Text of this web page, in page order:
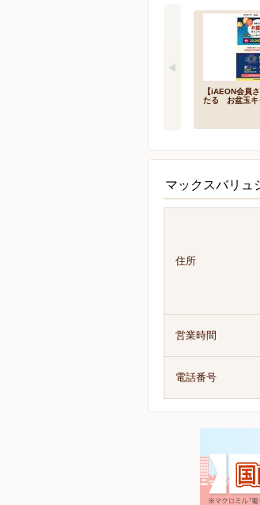
【iAEON会員
たる お盆玉キ
マックスバリュ
住所
営業時間
電話番号